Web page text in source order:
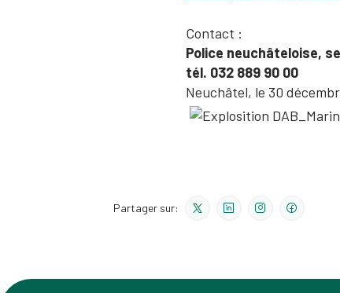
Contact :
Police neuchâteloise,
tél. 032 889 90 00
Neuchâtel, le 30
Partager sur: